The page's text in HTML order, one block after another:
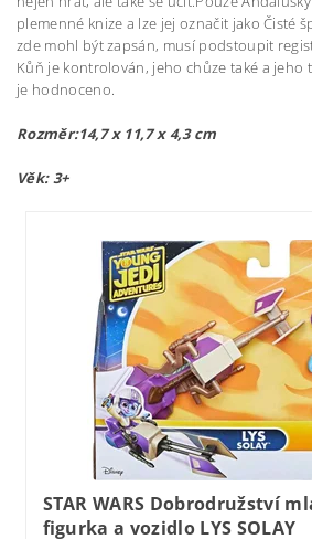
plemenné knize a lze jej označit jako Čisté
zde mohl být zapsán, musí podstoupit
Kůň je kontrolován, jeho chůze také a jeho
je hodnoceno.
Rozměr:14,7 x 11,7 x 4,3 cm
Věk: 3+
STAR WARS Dobrodružství
figurka a vozidlo LYS SOLAY